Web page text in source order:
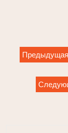
Навигация
записям